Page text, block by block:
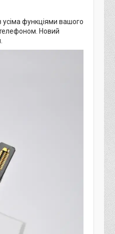
усіма функціями вашого
Новий